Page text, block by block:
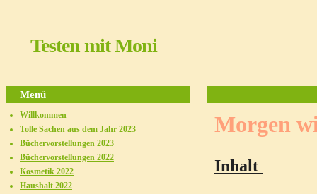
Testen mit Moni
Morgen
Inhalt
Menü
Willkommen
Tolle Sachen aus dem Jahr 2023
Büchervorstellungen 2023
Büchervorstellungen 2022
Kosmetik 2022
Haushalt 2022